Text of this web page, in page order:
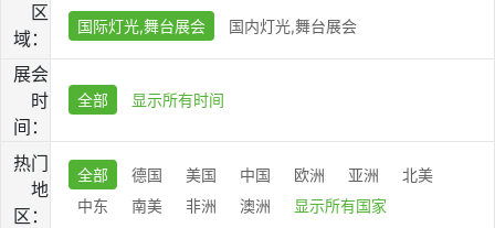
区
域：
国际灯光,舞台展会 国内灯光,舞台展会
展会
时
间：
全部 显示所有时间
热门
地
区：
全部 德国 美国 中国 欧洲 亚洲
北美
中东
南美 非洲 澳洲 显示所有国家